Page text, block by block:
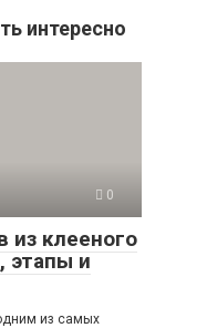
интересно
0
из клееного
этапы и
из самых